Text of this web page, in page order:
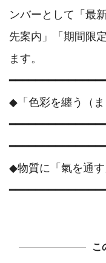
ンバーとして「最
先案内」「期間限
ます。
◆「色彩を纏う（
◆物質に「氣を通
こ